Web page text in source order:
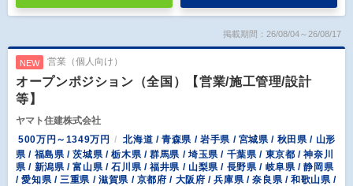
掲載期間：26/08/04～26/08/17
NEW 営業（個人向け）
オープンポジション（全国）【営業/施工管理/設計
等】
ヤマト住建株式会社
500万円～1349万円
北海道 / 青森県 / 岩手県 / 宮城県 / 秋田県 / 山形
県 / 福島県 / 茨城県 / 栃木県 / 群馬県 / 埼玉県 / 千葉県 / 東京都 / 神奈川
県 / 新潟県 / 富山県 / 石川県 / 福井県 / 山梨県 / 長野県 / 岐阜県 / 静岡県
/ 愛知県 / 三重県 / 滋賀県 / 京都府 / 大阪府 / 兵庫県 / 奈良県 / 和歌山県 /